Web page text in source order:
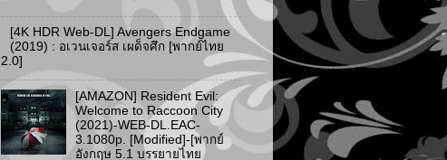
[4K HDR Web-DL] Avengers Endgame
(2019) : อเวนเจอร์ส เผด็จศึก [พากย์ไทย
2.0]
[AMAZON] Resident Evil:
Welcome to Raccoon City
(2021)-WEB-DL.EAC-
3.1080p. [Modified]-[พากย์
อังกฤษ 5.1 บรรยายไทย